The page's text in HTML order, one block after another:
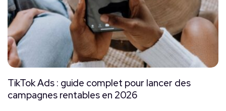
TikTok Ads : guide complet pour lancer des
campagnes rentables en 2026